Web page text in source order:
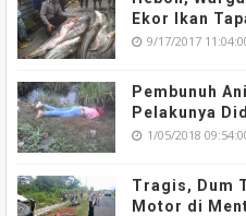
Ekor Ikan
9/17/2017
Pembunuh
Pelakunya
1/05/2018
Tragis, Dum
Motor di